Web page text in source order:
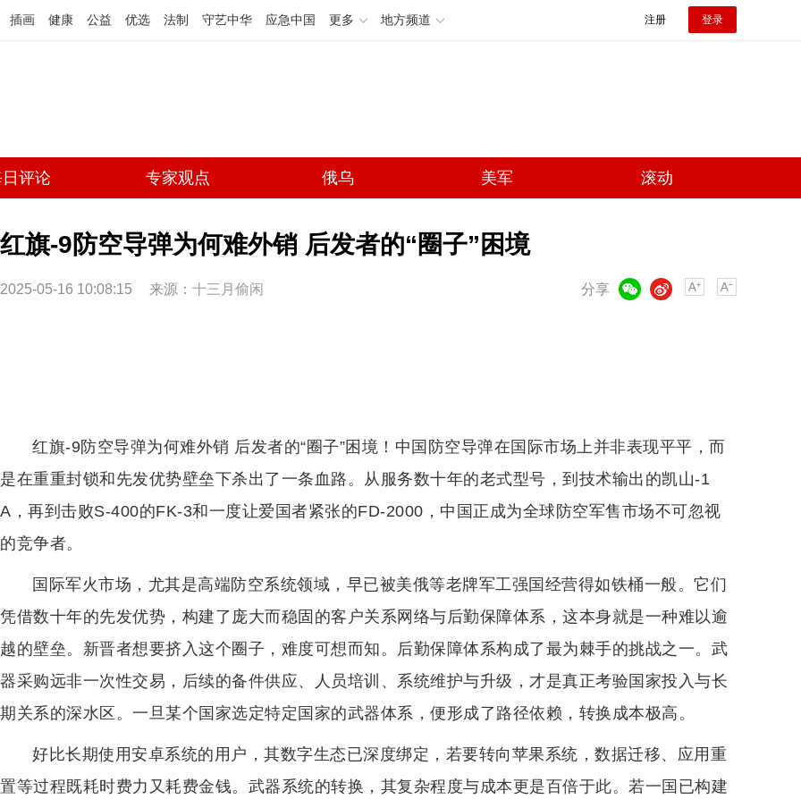
插画 健康 公益 优选 法制 守艺中华 应急中国 更多 地方频道 注册 登录
评论 专家观点 俄乌 美军 滚动
红旗-9防空导弹为何难外销 后发者的“圈子”困境
2025-05-16 10:08:15 来源： 十三月偷闲 分享
微博
红旗-9防空导弹为何难外销 后发者的“圈子”困境！中国防空导弹在国际市场上并非表现平平，而
是在重重封锁和先发优势壁垒下杀出了一条血路。从服务数十年的老式型号，到技术输出的凯山-1
A，再到击败S-400的FK-3和一度让爱国者紧张的FD-2000，中国正成为全球防空军售市场不可忽视
的竞争者。
国际军火市场，尤其是高端防空系统领域，早已被美俄等老牌军工强国经营得如铁桶一般。它们
凭借数十年的先发优势，构建了庞大而稳固的客户关系网络与后勤保障体系，这本身就是一种难以逾
越的壁垒。新晋者想要挤入这个圈子，难度可想而知。后勤保障体系构成了最为棘手的挑战之一。武
器采购远非一次性交易，后续的备件供应、人员培训、系统维护与升级，才是真正考验国家投入与长
期关系的深水区。一旦某个国家选定特定国家的武器体系，便形成了路径依赖，转换成本极高。
好比长期使用安卓系统的用户，其数字生态已深度绑定，若要转向苹果系统，数据迁移、应用重
置等过程既耗时费力又耗费金钱。武器系统的转换，其复杂程度与成本更是百倍于此。若一国已构建